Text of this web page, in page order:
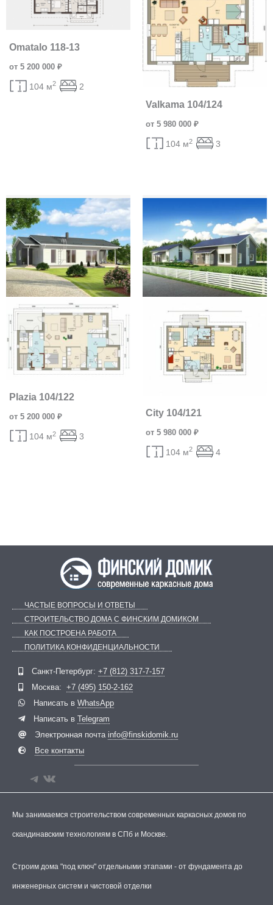
Omatalo 118-13
от 5 200 000 ₽
104 м2 2
Valkama 104/124
от 5 980 000 ₽
104 м2 3
Plazia 104/122
от 5 200 000 ₽
104 м2 3
City 104/121
от 5 980 000 ₽
104 м2 4
ЧАСТЫЕ ВОПРОСЫ И ОТВЕТЫ
СТРОИТЕЛЬСТВО ДОМА С ФИНСКИМ ДОМИКОМ
КАК ПОСТРОЕНА РАБОТА
ПОЛИТИКА КОНФИДЕНЦИАЛЬНОСТИ
Санкт-Петербург: +7 (812) 317-7-157
Москва: +7 (495) 150-2-162
Написать в WhatsApp
Написать в Telegram
Электронная почта info@finskidomik.ru
Все контакты
Мы занимаемся строительством современных каркасных домов по
скандинавским технологиям в СПб и Москве.
Строим дома "под ключ" отдельными этапами - от фундамента до
инженерных систем и чистовой отделки